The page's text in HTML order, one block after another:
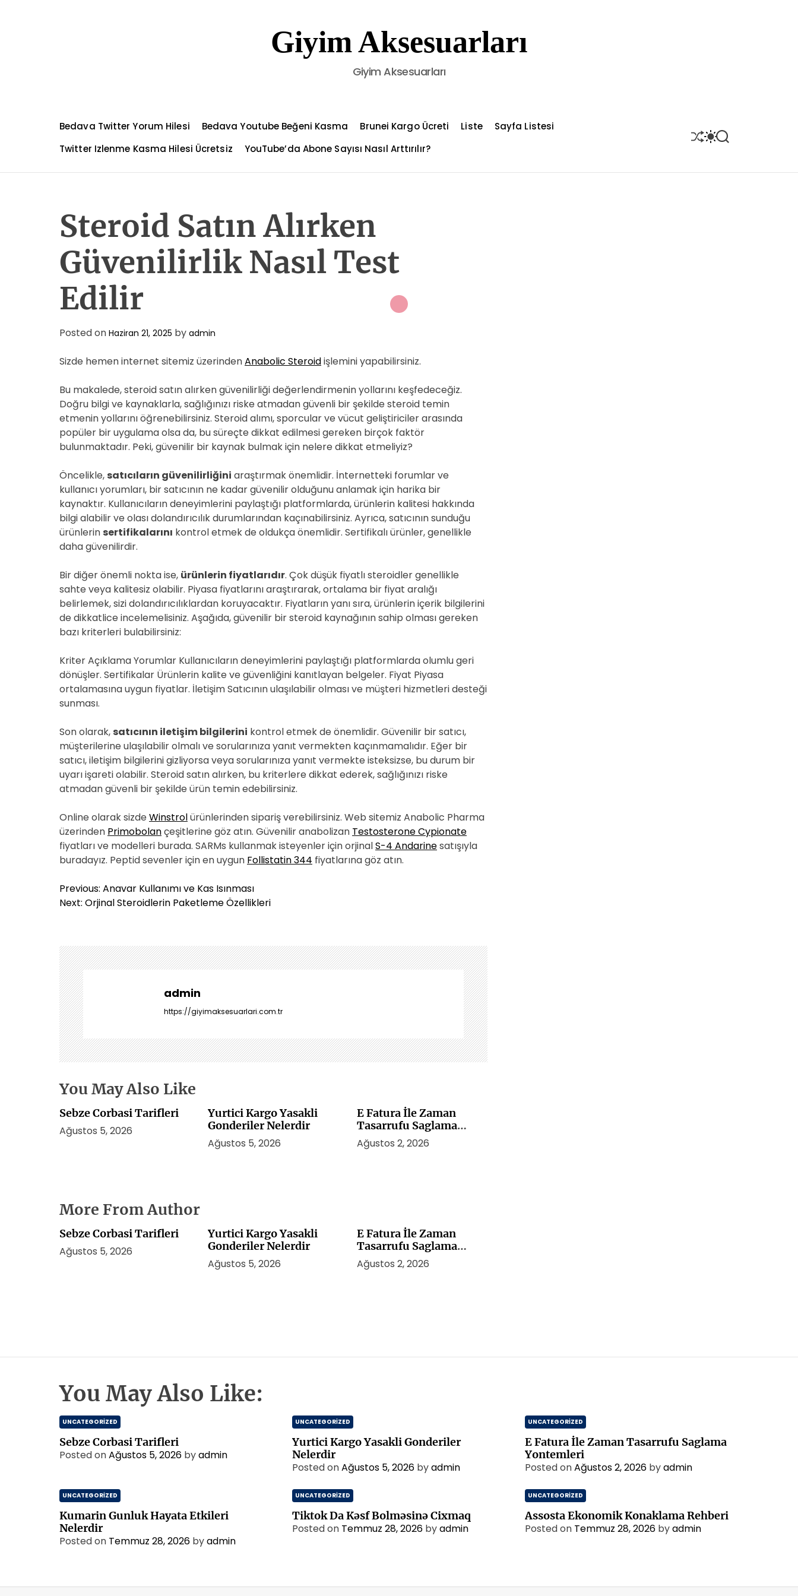
t
Giyim Aksesuarları
Giyim Aksesuarları
Bedava Twitter Yorum Hilesi Bedava Youtube Beğeni Kasma Brunei Kargo Ücreti Liste
Sayfa Listesi
Twitter Izlenme Kasma Hilesi Ücretsiz
YouTube’da Abone Sayısı Nasıl Arttırılır?
S
H
S
W
S
E
Steroid Satın Alırken
Güvenilirlik Nasıl Test
Edilir
Posted on Haziran 21, 2025 by admin
Sizde hemen internet sitemiz üzerindenAnabolic Steroidişlemini yapabilirsiniz.
Bu makalede, steroid satın alırken güvenilirliği değerlendirmenin yollarını keşfedeceğiz.
Doğru bilgi ve kaynaklarla, sağlığınızı riske atmadan güvenli bir şekilde steroid temin
etmenin yollarını öğrenebilirsiniz. Steroid alımı, sporcular ve vücut geliştiriciler arasında
popüler bir uygulama olsa da, bu süreçte dikkat edilmesi gereken birçok faktör
bulunmaktadır. Peki, güvenilir bir kaynak bulmak için nelere dikkat etmeliyiz?
Öncelikle, satıcıların güvenilirliğini araştırmak önemlidir. İnternetteki forumlar ve
kullanıcı yorumları, bir satıcının ne kadar güvenilir olduğunu anlamak için harika bir
kaynaktır. Kullanıcıların deneyimlerini paylaştığı platformlarda, ürünlerin kalitesi hakkında
bilgi alabilir ve olası dolandırıcılık durumlarından kaçınabilirsiniz. Ayrıca, satıcının sunduğu
ürünlerin sertifikalarını kontrol etmek de oldukça önemlidir. Sertifikalı ürünler, genellikle
daha güvenilirdir.
Bir diğer önemli nokta ise, ürünlerin fiyatlarıdır. Çok düşük fiyatlı steroidler genellikle
sahte veya kalitesiz olabilir. Piyasa fiyatlarını araştırarak, ortalama bir fiyat aralığı
belirlemek, sizi dolandırıcılıklardan koruyacaktır. Fiyatların yanı sıra, ürünlerin içerik bilgilerini
de dikkatlice incelemelisiniz. Aşağıda, güvenilir bir steroid kaynağının sahip olması gereken
bazı kriterleri bulabilirsiniz:
Kriter Açıklama Yorumlar Kullanıcıların deneyimlerini paylaştığı platformlarda olumlu geri
dönüşler. Sertifikalar Ürünlerin kalite ve güvenliğini kanıtlayan belgeler. Fiyat Piyasa
ortalamasına uygun fiyatlar. İletişim Satıcının ulaşılabilir olması ve müşteri hizmetleri desteği
sunması.
Son olarak, satıcının iletişim bilgilerini kontrol etmek de önemlidir. Güvenilir bir satıcı,
müşterilerine ulaşılabilir olmalı ve sorularınıza yanıt vermekten kaçınmamalıdır. Eğer bir
satıcı, iletişim bilgilerini gizliyorsa veya sorularınıza yanıt vermekte isteksizse, bu durum bir
uyarı işareti olabilir. Steroid satın alırken, bu kriterlere dikkat ederek, sağlığınızı riske
atmadan güvenli bir şekilde ürün temin edebilirsiniz.
Online olarak sizde Winstrolürünlerinden sipariş verebilirsiniz. Web sitemiz Anabolic Pharma
üzerinden Primobolançeşitlerine göz atın. Güvenilir anabolizan Testosterone Cypionate
fiyatları ve modelleri burada. SARMs kullanmak isteyenler için orjinalS-4 Andarinesatışıyla
buradayız. Peptid sevenler için en uygun Follistatin 344 fiyatlarına göz atın.
Y
a
g
e
z
i
n
m
e
s
i
Previous: Anavar Kullanımı ve Kas Isınması
Next: Orjinal Steroidlerin Paketleme Özellikleri
admin
https://giyimaksesuarlari.com.tr
You May Also Like
Sebze Corbasi Tarifleri
Ağustos 5, 2026
Yurtici Kargo Yasakli
Gonderiler Nelerdir
Ağustos 5, 2026
E Fatura İle Zaman
Tasarrufu Saglama
Yontemleri
Ağustos 2, 2026
More From Author
Sebze Corbasi Tarifleri
Ağustos 5, 2026
Yurtici Kargo Yasakli
Gonderiler Nelerdir
Ağustos 5, 2026
E Fatura İle Zaman
Tasarrufu Saglama
Yontemleri
Ağustos 2, 2026
You May Also Like:
UNCATEGORIZED
Sebze Corbasi Tarifleri
Posted onAğustos 5, 2026 byadmin
UNCATEGORIZED
Yurtici Kargo Yasakli Gonderiler
Nelerdir
Posted onAğustos 5, 2026 byadmin
UNCATEGORIZED
E Fatura İle Zaman Tasarrufu Saglama
Yontemleri
Posted onAğustos 2, 2026 byadmin
UNCATEGORIZED
Kumarin Gunluk Hayata Etkileri
Nelerdir
Posted on Temmuz 28, 2026 byadmin
UNCATEGORIZED
Tiktok Da Kəsf Bolməsinə Cixmaq
Posted on Temmuz 28, 2026 byadmin
UNCATEGORIZED
Assosta Ekonomik Konaklama Rehberi
Posted on Temmuz 28, 2026 byadmin